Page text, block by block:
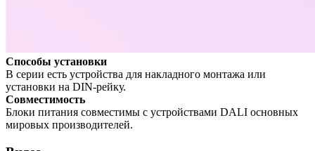
Способы установки
В серии есть устройства для накладного монтажа или
установки на DIN-рейку.
Совместимость
Блоки питания совместимы с устройствами DALI основных
мировых производителей.